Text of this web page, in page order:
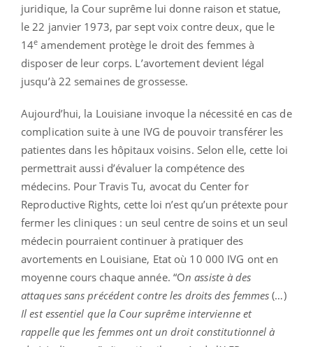
juridique, la Cour suprême lui donne raison et statue,
le 22 janvier 1973, par sept voix contre deux, que le
14e amendement protège le droit des femmes à
disposer de leur corps. L’avortement devient légal
jusqu’à 22 semaines de grossesse.
Aujourd’hui, la Louisiane invoque la nécessité en cas de
complication suite à une IVG de pouvoir transférer les
patientes dans les hôpitaux voisins. Selon elle, cette loi
permettrait aussi d’évaluer la compétence des
médecins. Pour Travis Tu, avocat du Center for
Reproductive Rights, cette loi n’est qu’un prétexte pour
fermer les cliniques : un seul centre de soins et un seul
médecin pourraient continuer à pratiquer des
avortements en Louisiane, Etat où 10 000 IVG ont en
moyenne cours chaque année. “On assiste à des
attaques sans précédent contre les droits des femmes (…)
Il est essentiel que la Cour suprême intervienne et
rappelle que les femmes ont un droit constitutionnel à